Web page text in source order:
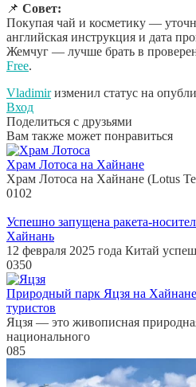
📌 Совет:
Покупая чай и косметику —
английская инструкция и дата
Жемчуг — лучше брать в
Free.
Vladimirизменил статус на
Вход
Поделиться с друзьями
Вам также может понравиться
Храм Лотоса на Хайнане
Храм Лотоса на Хайнане (Lotus
0102
Успешно запущена ракета-
Хайнань
12 февраля 2025 года Китай
0350
Природный парк Яцзя на
туристов
Яцзя — это живописная
национального
085